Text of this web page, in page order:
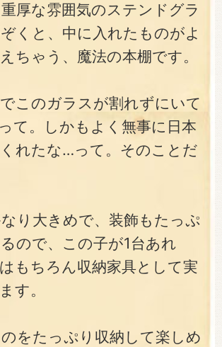
厚な雰囲気のステンドグラ
くと、中に入れたものがよ
ちゃう、魔法の本棚です。
このガラスが割れずにいて
て。しかもよく無事に日本
れたな…って。そのことだ
り大きめで、装飾もたっぷ
ので、この子が1台あれ
もちろん収納家具として実
す。
をたっぷり収納して楽しめ